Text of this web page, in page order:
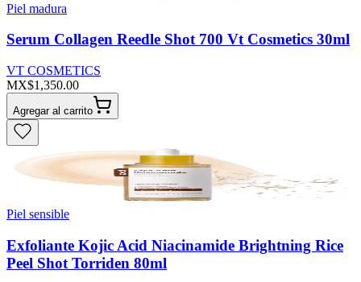
Piel madura
Serum Collagen Reedle Shot 700 Vt Cosmetics 30ml
VT COSMETICS
MX$1,350.00
Agregar al carrito
Piel sensible
Exfoliante Kojic Acid Niacinamide Brightning Rice
Peel Shot Torriden 80ml